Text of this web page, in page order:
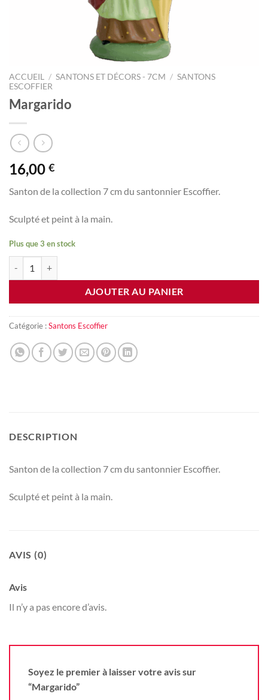
ACCUEIL / SANTONS ET DÉCORS - 7CM / SANTONS
ESCOFFIER
Margarido
16,00 €
Santon de la collection 7 cm du santonnier Escoffier.
Sculpté et peint à la main.
Plus que 3 en stock
AJOUTER AU PANIER
Catégorie :Santons Escoffier
DESCRIPTION
Santon de la collection 7 cm du santonnier Escoffier.
Sculpté et peint à la main.
AVIS (0)
Avis
Il n’y a pas encore d’avis.
Soyez le premier à laisser votre avis sur
“Margarido”